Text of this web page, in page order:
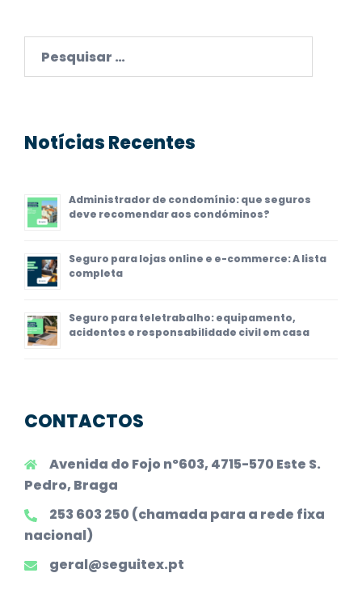
por:
Notícias Recentes
Administrador de condomínio: que seguros
deve recomendar aos condóminos?
Seguro para lojas online e e-commerce: A lista
completa
Seguro para teletrabalho: equipamento,
acidentes e responsabilidade civil em casa
CONTACTOS
Avenida do Fojo nº603, 4715-570 Este S.
Pedro, Braga
253 603 250 (chamada para a rede fixa
nacional)
geral@seguitex.pt